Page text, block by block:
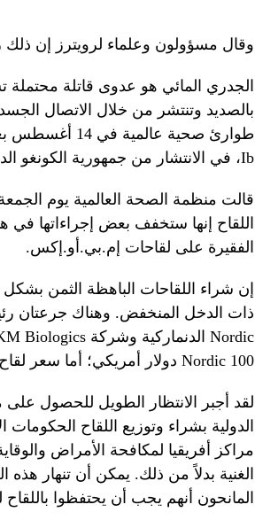
وقال مسؤولون وعلماء لرويترز إن ذلك
الجدري المائي هو عدوى قاتلة محتملة
بالصديد وتنتشر من خلال الاتصال
Ib، في الانتشار من جمهورية الكونغو الديمقراطية إلى الدول الأفريقية المجاورة.
قالت منظمة الصحة العالمية يوم
اللقاح إنها ستخفف بعض إجراءاتها
الفقيرة على لقاحات إم.بي.أو.إكس.
إن شراء اللقاحات الباهظة الثمن بشكل
Nordic 100 دولار أمريكي؛ أما سعر لقاح KM Biologics فهو غير معروف.
لقد أجبر الانتظار الطويل للحصول
الدولية بشراء وتوزيع اللقاح الحكومات
مراكز أفريقيا لمكافحة الأمراض
الغنية بدلاً من ذلك. يمكن أن تنهار
المانحون أنهم يجب أن يحتفظوا